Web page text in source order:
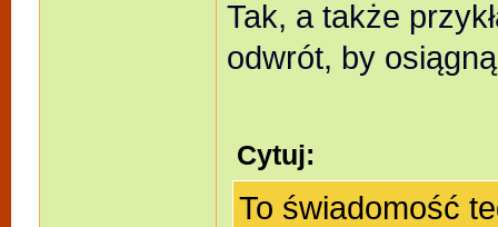
Tak, a także
odwrót, by
Cytuj:
To świadomość